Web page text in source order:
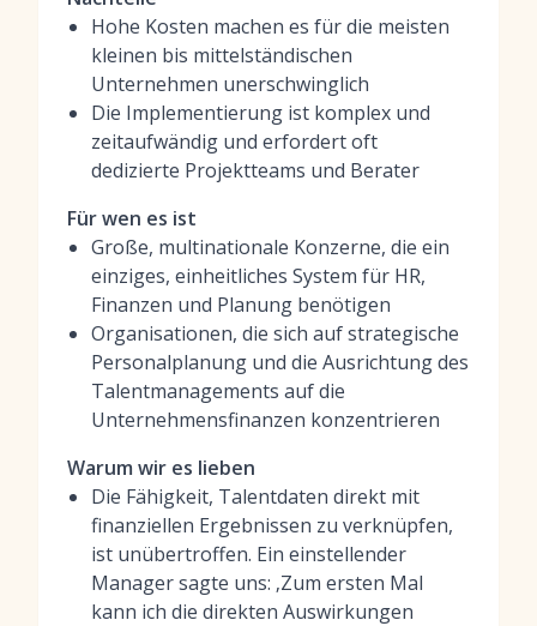
Hohe Kosten machen es für die meisten
kleinen bis mittelständischen
Unternehmen unerschwinglich
Die Implementierung ist komplex und
zeitaufwändig und erfordert oft
dedizierte Projektteams und Berater
Für wen es ist
Große, multinationale Konzerne, die ein
einziges, einheitliches System für HR,
Finanzen und Planung benötigen
Organisationen, die sich auf strategische
Personalplanung und die Ausrichtung des
Talentmanagements auf die
Unternehmensfinanzen konzentrieren
Warum wir es lieben
Die Fähigkeit, Talentdaten direkt mit
finanziellen Ergebnissen zu verknüpfen,
ist unübertroffen. Ein einstellender
Manager sagte uns: ‚Zum ersten Mal
kann ich die direkten Auswirkungen